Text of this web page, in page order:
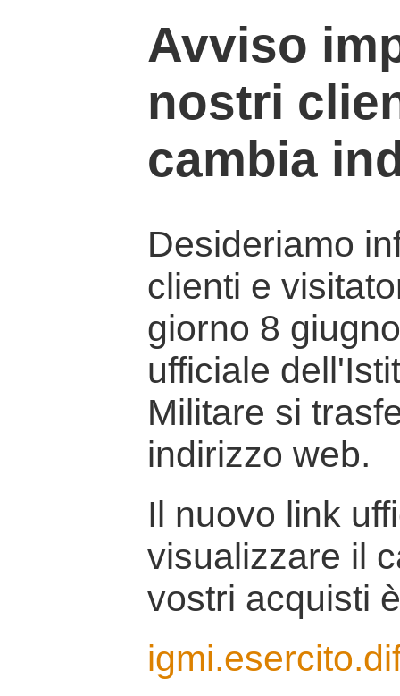
Avviso
nostri
cambia
Desideriamo
clienti e
giorno 8
ufficiale
Militare si
indirizzo web.
Il nuovo link
visualizzare il
vostri acquisti